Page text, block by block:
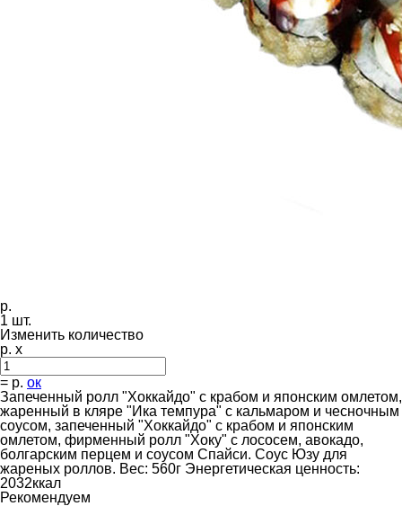
р.
1 шт.
Изменить количество
р. x
= р. ок
Запеченный ролл "Хоккайдо" с крабом и японским омлетом,
жаренный в кляре "Ика темпура" с кальмаром и чесночным
соусом, запеченный "Хоккайдо" с крабом и японским
омлетом, фирменный ролл "Хоку" с лососем, авокадо,
болгарским перцем и соусом Спайси. Соус Юзу для
жареных роллов. Вес: 560г Энергетическая ценность:
2032ккал
Рекомендуем